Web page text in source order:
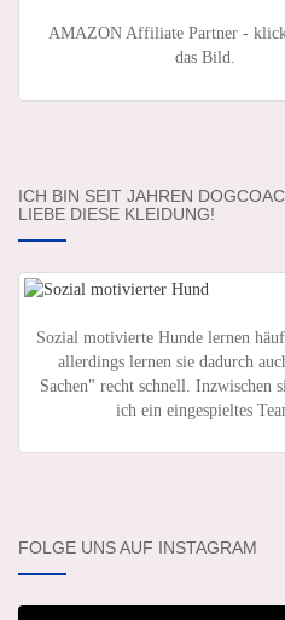
AMAZON Affiliate Partner -
das Bild.
ICH BIN SEIT JAHREN
LIEBE DIESE KLEIDUNG!
Sozial motivierte Hunde lernen
allerdings lernen sie dadurch
Sachen" recht schnell. Inzwischen
ich ein eingespieltes
FOLGE UNS AUF INSTAGRAM